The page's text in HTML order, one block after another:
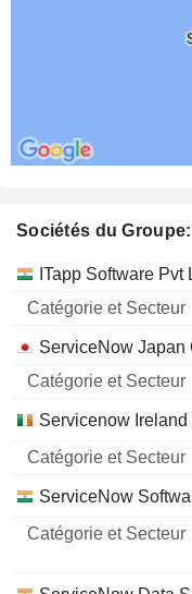
Sociétés du
Nom
Catégorie
Secteur
ITapp Software Pvt
ServiceNow Japan
Servicenow Ireland
ServiceNow